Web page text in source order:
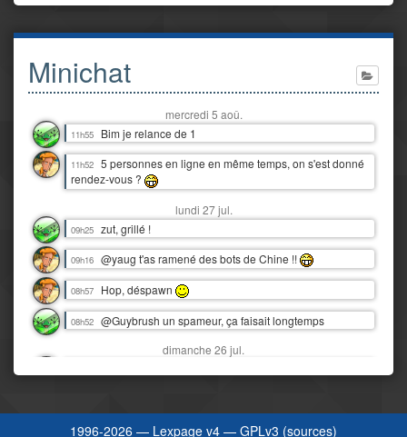
Minichat
mercredi 5 aoû.
11h55 Bim je relance de 1
11h52 5 personnes en ligne en même temps, on s'est donné
rendez-vous ?
lundi 27 jul.
09h25 zut, grillé !
09h16 @yaug t'as ramené des bots de Chine !!
08h57 Hop, déspawn
08h52 @Guybrush un spameur, ça faisait longtemps
dimanche 26 jul.
J'étais moins heureux que quand c'était juste de la pluie ! :D
1996-2026 — Lexpage v4 — GPLv3 (sources)